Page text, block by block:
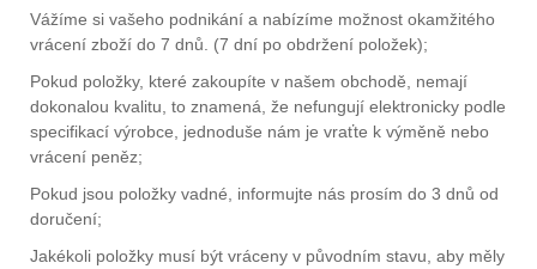
Vážíme si vašeho podnikání a nabízíme možnost okamžitého
vrácení zboží do 7 dnů. (7 dní po obdržení položek);
Pokud položky, které zakoupíte v našem obchodě, nemají
dokonalou kvalitu, to znamená, že nefungují elektronicky podle
specifikací výrobce, jednoduše nám je vraťte k výměně nebo
vrácení peněz;
Pokud jsou položky vadné, informujte nás prosím do 3 dnů od
doručení;
Jakékoli položky musí být vráceny v původním stavu, aby měly